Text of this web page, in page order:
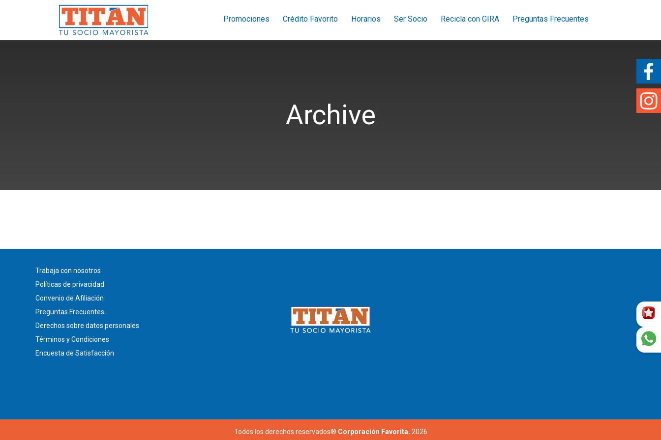
Promociones Crédito Favorito Horarios Ser Socio Recicla con GIRA Preguntas Frecuentes
Archive
Trabaja con nosotros
Políticas de privacidad
Convenio de Afiliación
Preguntas Frecuentes
Derechos sobre datos personales
Términos y Condiciones
Encuesta de Satisfacción
Todos los derechos reservados® Corporación Favorita. 2026